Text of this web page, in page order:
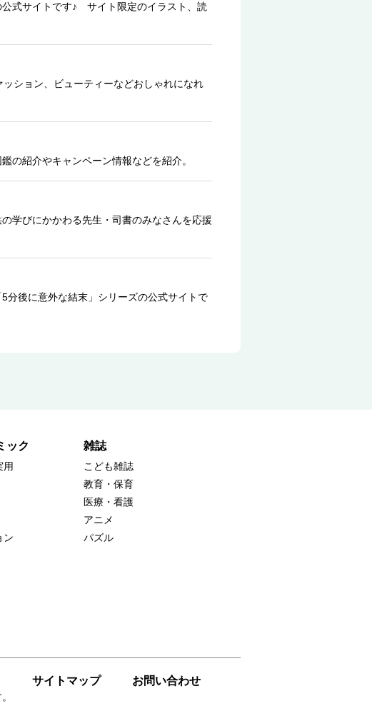
式サイトです♪ サイト限定のイラスト、読
ション、ビューティーなどおしゃれになれ
の紹介やキャンペーン情報などを紹介。
学びにかかわる先生・司書のみなさんを応援
後に意外な結末」シリーズの公式サイトで
ック
用
ン
雑誌
こども雑誌
教育・保育
医療・看護
アニメ
パズル
サイトマップ お問い合わせ